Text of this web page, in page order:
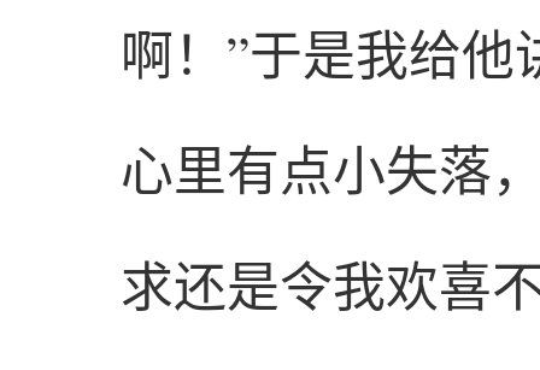
啊！”于是我给
心里有点小失落
求还是令我欢喜